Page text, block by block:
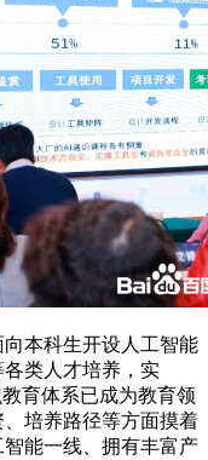
本科生开设人工智能
类人才培养，实
育体系已成为教育领
培养路径等方面摸着
能一线、拥有丰富产